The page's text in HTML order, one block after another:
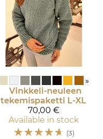
»
Vinkkeli-neuleen
tekemispaketti L-XL
70,00 €
Available in stock
☆☆☆☆☆ (3)